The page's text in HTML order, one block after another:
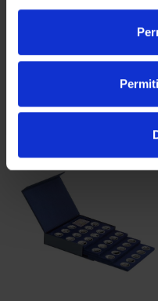
PROVINCIA 3
registrados